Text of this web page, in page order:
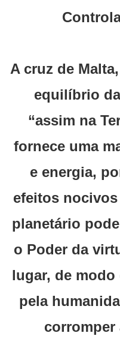
A cruz de
equilíbrio
“assim na
fornece uma
e energia,
efeitos
planetário
o Poder da
lugar, de
pela
corromper